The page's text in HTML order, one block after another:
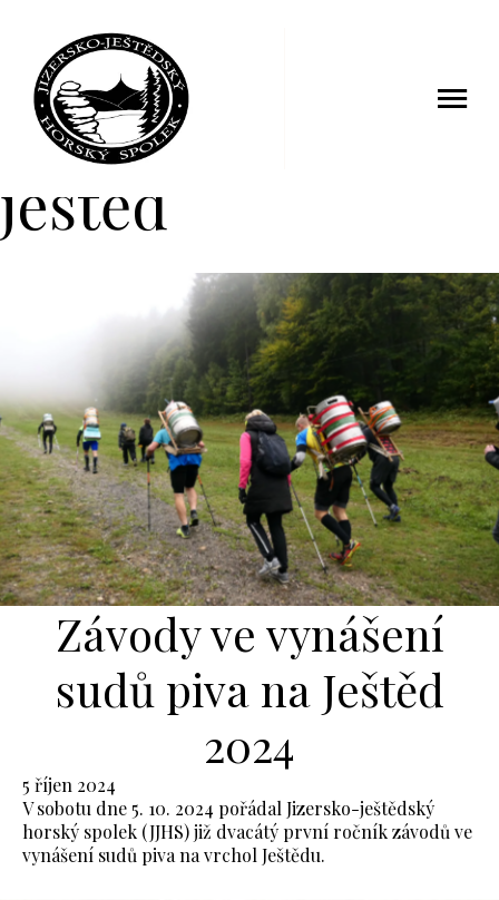
ještěd
Závody ve vynášení
sudů piva na Ještěd
2024
5 říjen 2024
V sobotu dne 5. 10. 2024 pořádal Jizersko-ještědský
horský spolek (JJHS) již dvacátý první ročník závodů ve
vynášení sudů piva na vrchol Ještědu.